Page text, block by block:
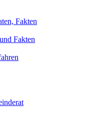
Fakten
Fakten